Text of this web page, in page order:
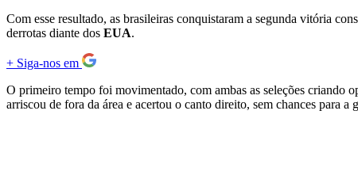
Com esse resultado, as brasileiras conquistaram a segunda vitória
derrotas diante dos EUA.
+ Siga-nos em
O primeiro tempo foi movimentado, com ambas as seleções criando
arriscou de fora da área e acertou o canto direito, sem chances para a